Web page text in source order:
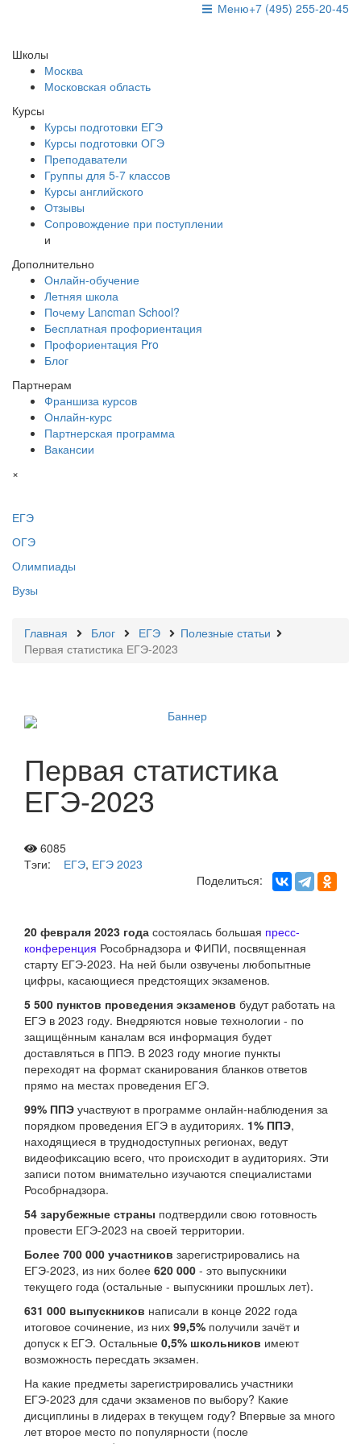
+7 (495) 255-20-45
Меню
Школы
Москва
Московская область
Курсы
Курсы подготовки ЕГЭ
Курсы подготовки ОГЭ
Преподаватели
Группы для 5-7 классов
Курсы английского
Отзывы
Сопровождение при поступлении
и
Дополнительно
Онлайн-обучение
Летняя школа
Почему Lancman School?
Бесплатная профориентация
Профориентация Pro
Блог
Партнерам
Франшиза курсов
Онлайн-курс
Партнерская программа
Вакансии
×
ЕГЭ
ОГЭ
Олимпиады
Вузы
Главная Блог ЕГЭ
Полезные статьи
Первая статистика ЕГЭ-2023
Первая статистика
ЕГЭ-2023
6085
Тэги:
ЕГЭ, ЕГЭ 2023
Поделиться:
20 февраля 2023 года состоялась большая пресс-
конференция Рособрнадзора и ФИПИ, посвященная
старту ЕГЭ-2023. На ней были озвучены любопытные
цифры, касающиеся предстоящих экзаменов.
5 500 пунктов проведения экзаменов будут работать на
ЕГЭ в 2023 году. Внедряются новые технологии - по
защищённым каналам вся информация будет
доставляться в ППЭ. В 2023 году многие пункты
переходят на формат сканирования бланков ответов
прямо на местах проведения ЕГЭ.
99% ППЭ участвуют в программе онлайн-наблюдения за
порядком проведения ЕГЭ в аудиториях. 1% ППЭ,
находящиеся в труднодоступных регионах, ведут
видеофиксацию всего, что происходит в аудиториях. Эти
записи потом внимательно изучаются специалистами
Рособрнадзора.
54 зарубежные страны подтвердили свою готовность
провести ЕГЭ-2023 на своей территории.
Более 700 000 участников зарегистрировались на
ЕГЭ-2023, из них более 620 000 - это выпускники
текущего года (остальные - выпускники прошлых лет).
631 000 выпускников написали в конце 2022 года
итоговое сочинение, из них 99,5% получили зачёт и
допуск к ЕГЭ. Остальные 0,5% школьников имеют
возможность пересдать экзамен.
На какие предметы зарегистрировались участники
ЕГЭ-2023 для сдачи экзаменов по выбору? Какие
дисциплины в лидерах в текущем году? Впервые за много
лет второе место по популярности (после